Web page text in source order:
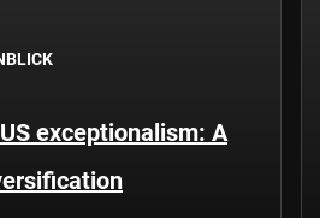
exceptionalism: A